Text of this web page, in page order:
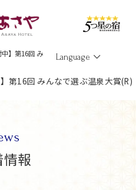
】第16回 み
Language
】第16回 みんなで選ぶ温泉大賞(R)
報